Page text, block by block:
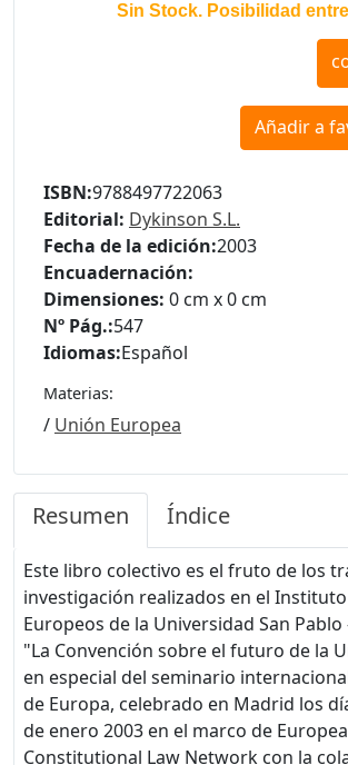
Sin Stock. Posibilidad
Añadir a
ISBN:9788497722063
Editorial: Dykinson S.L.
Fecha de la edición:2003
Encuadernación:
Dimensiones: 0 cm x 0 cm
Nº Pág.:547
Idiomas:Español
Materias:
/ Unión Europea
Resumen Índice
Este libro colectivo es el fruto de los
investigación realizados en el
Europeos de la Universidad San Pablo
"La Convención sobre el futuro de la
en especial del seminario
de Europa, celebrado en Madrid los
de enero 2003 en el marco de
Constitutional Law Network con la